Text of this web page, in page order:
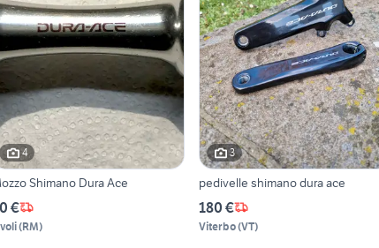
4
Shimano Dura Ace
€
(RM)
3
pedivelle shimano dura ace
180 €
Viterbo(VT)